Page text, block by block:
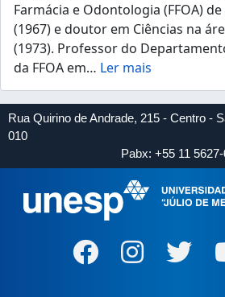
Farmácia e Odontologia (FFOA)
(1967) e doutor em Ciências na
(1973). Professor do
da FFOA em… Ler mais
Rua Quirino de Andrade, 215 - Centro -
010
Pabx: +55 11